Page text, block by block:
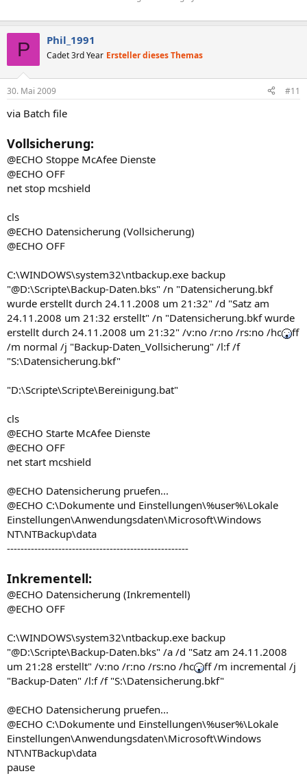
P Phil_1991
Cadet 3rd Year Ersteller dieses Themas
30. Mai 2009 #11
via Batch file
Vollsicherung:
@ECHO Stoppe McAfee Dienste
@ECHO OFF
net stop mcshield
cls
@ECHO Datensicherung (Vollsicherung)
@ECHO OFF
C:\WINDOWS\system32\ntbackup.exe backup
"@D:\Scripte\Backup-Daten.bks" /n "Datensicherung.bkf
wurde erstellt durch 24.11.2008 um 21:32" /d "Satz am
24.11.2008 um 21:32 erstellt" /n "Datensicherung.bkf wurde
erstellt durch 24.11.2008 um 21:32" /v:no /r:no /rs:no /hc
ff
/m normal /j "Backup-Daten_Vollsicherung" /l:f /f
"S:\Datensicherung.bkf"
"D:\Scripte\Scripte\Bereinigung.bat"
cls
@ECHO Starte McAfee Dienste
@ECHO OFF
net start mcshield
@ECHO Datensicherung pruefen...
@ECHO C:\Dokumente und Einstellungen\%user%\Lokale
Einstellungen\Anwendungsdaten\Microsoft\Windows
NT\NTBackup\data
-----------------------------------------------------
Inkrementell:
@ECHO Datensicherung (Inkrementell)
@ECHO OFF
C:\WINDOWS\system32\ntbackup.exe backup
"@D:\Scripte\Backup-Daten.bks" /a /d "Satz am 24.11.2008
um 21:28 erstellt" /v:no /r:no /rs:no /hc
ff /m incremental /j
"Backup-Daten" /l:f /f "S:\Datensicherung.bkf"
@ECHO Datensicherung pruefen...
@ECHO C:\Dokumente und Einstellungen\%user%\Lokale
Einstellungen\Anwendungsdaten\Microsoft\Windows
NT\NTBackup\data
pause